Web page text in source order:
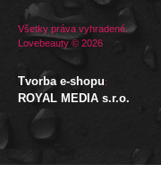
Všetky práva vyhradené.
Lovebeauty © 2026
Tvorba e-shopu:
ROYAL MEDIA s.r.o.